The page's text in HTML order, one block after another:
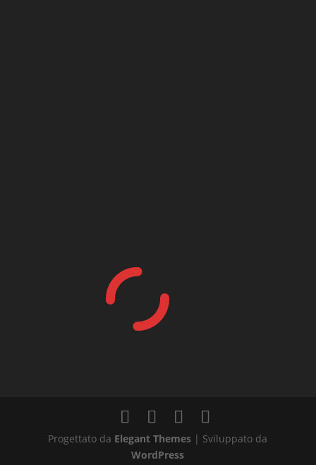
Progettato da Elegant Themes | Sviluppato da
WordPress